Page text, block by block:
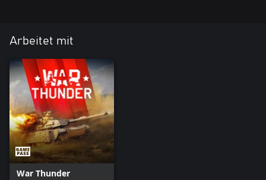
Arbeitet mit
War Thunder